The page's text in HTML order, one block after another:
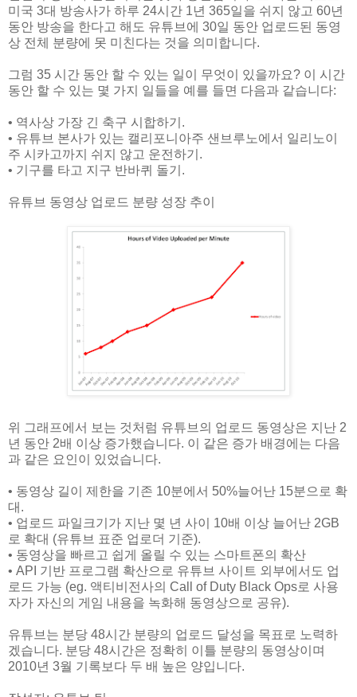
미국 3대 방송사가 하루 24시간 1년 365일을 쉬지 않고 60년
동안 방송을 한다고 해도 유튜브에 30일 동안 업로드된 동영
상 전체 분량에 못 미친다는 것을 의미합니다.
그럼 35 시간 동안 할 수 있는 일이 무엇이 있을까요? 이 시간
동안 할 수 있는 몇 가지 일들을 예를 들면 다음과 같습니다:
• 역사상 가장 긴 축구 시합하기.
• 유튜브 본사가 있는 캘리포니아주 샌브루노에서 일리노이
주 시카고까지 쉬지 않고 운전하기.
• 기구를 타고 지구 반바퀴 돌기.
유튜브 동영상 업로드 분량 성장 추이
위 그래프에서 보는 것처럼 유튜브의 업로드 동영상은 지난 2
년 동안 2배 이상 증가했습니다. 이 같은 증가 배경에는 다음
과 같은 요인이 있었습니다.
• 동영상 길이 제한을 기존 10분에서 50%늘어난 15분으로 확
대.
• 업로드 파일크기가 지난 몇 년 사이 10배 이상 늘어난 2GB
로 확대 (유튜브 표준 업로더 기준).
• 동영상을 빠르고 쉽게 올릴 수 있는 스마트폰의 확산
• API 기반 프로그램 확산으로 유튜브 사이트 외부에서도 업
로드 가능 (eg. 액티비전사의 Call of Duty Black Ops로 사용
자가 자신의 게임 내용을 녹화해 동영상으로 공유).
유튜브는 분당 48시간 분량의 업로드 달성을 목표로 노력하
겠습니다. 분당 48시간은 정확히 이틀 분량의 동영상이며
2010년 3월 기록보다 두 배 높은 양입니다.